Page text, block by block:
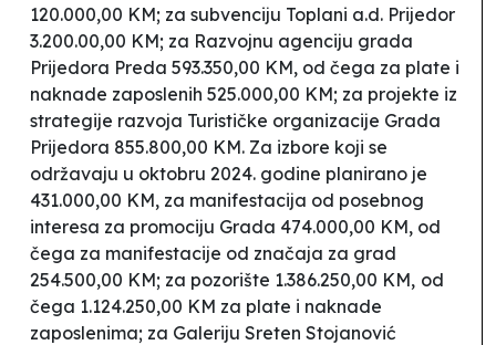
120.000,00 KM; za subvenciju Toplani a.d. Prijedor
3.200.00,00 KM; za Razvojnu agenciju grada
Prijedora Preda 593.350,00 KM, od čega za plate i
naknade zaposlenih 525.000,00 KM; za projekte iz
strategije razvoja Turističke organizacije Grada
Prijedora 855.800,00 KM. Za izbore koji se
održavaju u oktobru 2024. godine planirano je
431.000,00 KM, za manifestacija od posebnog
interesa za promociju Grada 474.000,00 KM, od
čega za manifestacije od značaja za grad
254.500,00 KM; za pozorište 1.386.250,00 KM, od
čega 1.124.250,00 KM za plate i naknade
zaposlenima; za Galeriju Sreten Stojanović